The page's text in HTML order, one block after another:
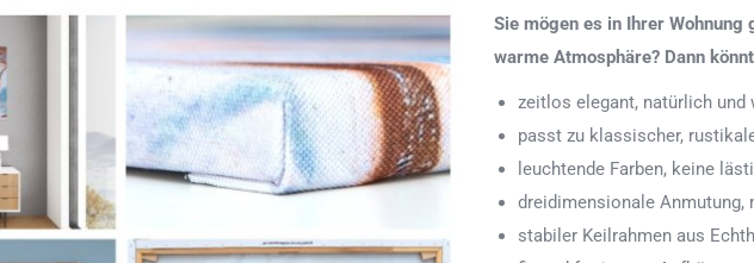
Sie mögen es in Ihrer
warme Atmosphäre? Dann
zeitlos elegant, natürlich und
passt zu klassischer,
leuchtende Farben, keine
dreidimensionale Anmutung,
stabiler Keilrahmen aus